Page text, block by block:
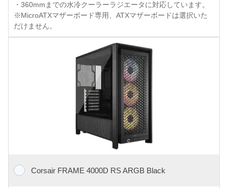
・360mmまでの水冷クーラーラジエータに対応しています。
※MicroATXマザーボード専用、ATXマザーボードは選択いた
だけません。
Corsair FRAME 4000D RS ARGB Black